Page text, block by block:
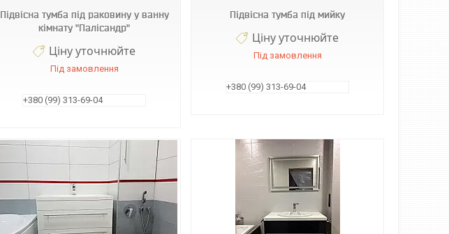
Підвісна тумба під раковину у ванну
кімнату "Палісандр"
Ціну уточнюйте
Під замовлення
+380 (99) 313-69-04
Підвісна тумба під мийку
Ціну уточнюйте
Під замовлення
+380 (99) 313-69-04